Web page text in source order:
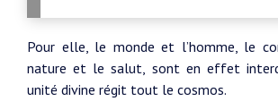
Pour elle, le monde et l’homme, le
nature et le salut, sont en effet
unité divine régit tout le cosmos.